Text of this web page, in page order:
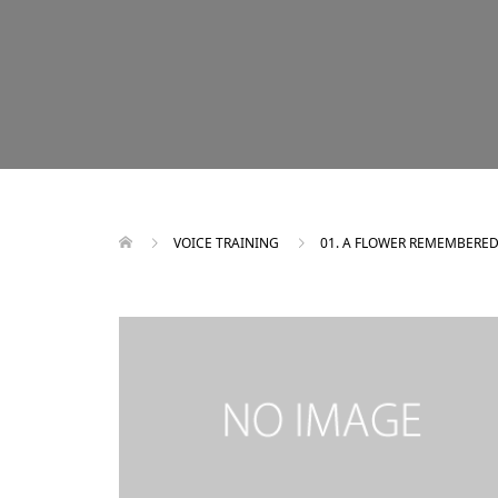
VOICE TRAINING 01. A FLOWER REMEMBERED